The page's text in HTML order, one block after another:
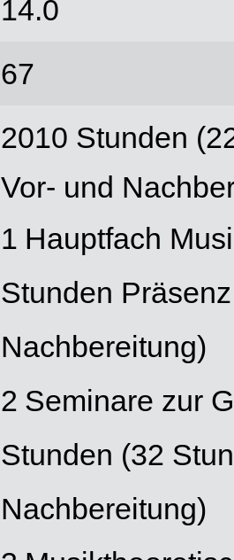
14.0
67
2010 Stunden
Vor- und
Hauptfach
Stunden
Nachbereitung)
Seminare zur
Stunden (32
Nachbereitung)